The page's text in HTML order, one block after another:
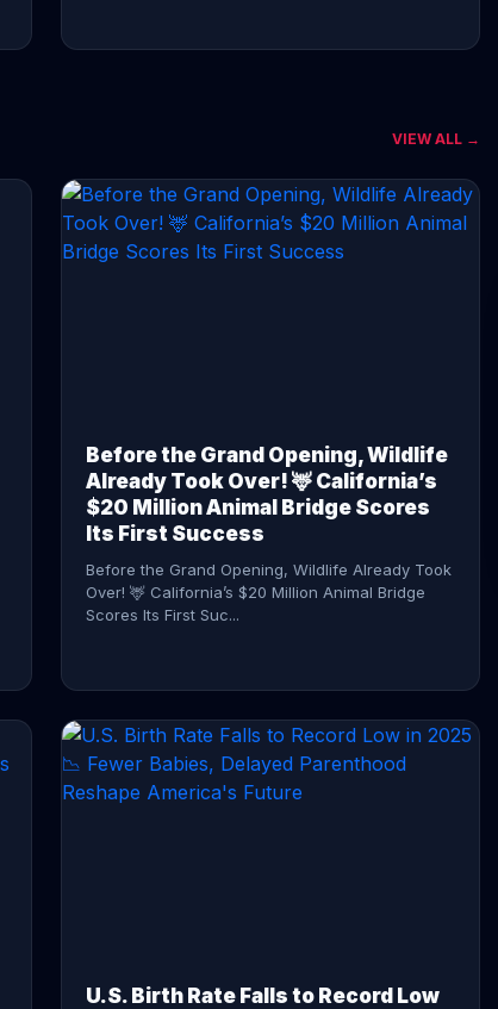
CONTINUE READING →
VIEW ALL →
Before the Grand Opening, Wildlife
Already Took Over! 🦌 California’s
$20 Million Animal Bridge Scores
Its First Success
Before the Grand Opening, Wildlife Already Took
Over! 🦌 California’s $20 Million Animal Bridge
Scores Its First Suc...
U.S. Birth Rate Falls to Record Low